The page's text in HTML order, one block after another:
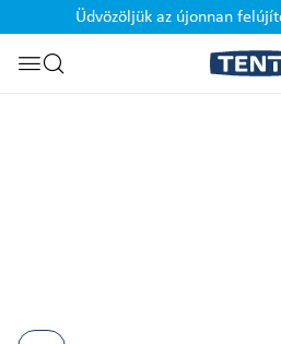
Ugrás a kereséshez
Üdvözöljük az újonnan